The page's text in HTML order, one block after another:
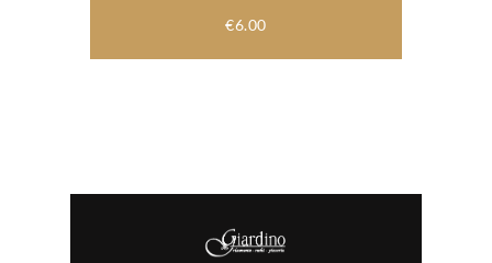
€6.00